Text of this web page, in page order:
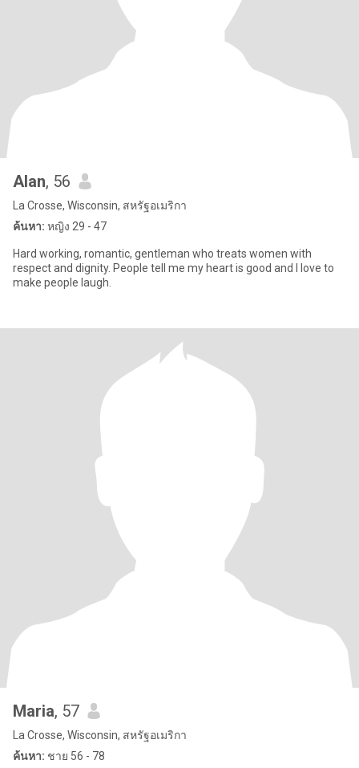
Alan, 56
La Crosse, Wisconsin, สหรัฐอเมริกา
ค้นหา: หญิง 29 - 47
Hard working, romantic, gentleman who treats women with
respect and dignity. People tell me my heart is good and I love to
make people laugh.
Maria, 57
La Crosse, Wisconsin, สหรัฐอเมริกา
ค้นหา: ชาย 56 - 78